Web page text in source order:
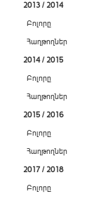
2013 / 2014
Բոլորը
Հաղթողներ
2014 / 2015
Բոլորը
Հաղթողներ
2015 / 2016
Բոլորը
Հաղթողներ
2017 / 2018
Բոլորը